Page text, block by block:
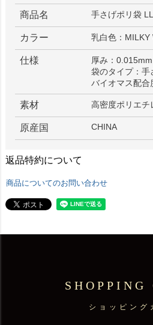
商品名 手さげポリ袋
カラー 乳白色：MILKY
仕様
厚み：0.015mm
袋のタイプ：
バイオマス配合
素材 高密度ポリエチ
原産国 CHINA
返品特約について
商品についてのお問い合わせ
SHOPPING
ショッピング